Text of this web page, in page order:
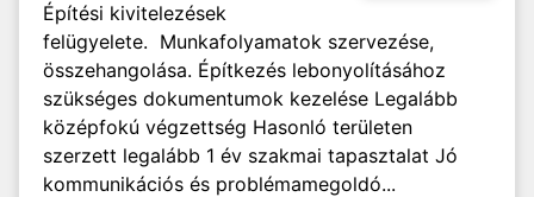
Építési kivitelezések
felügyelete. Munkafolyamatok szervezése,
összehangolása. Építkezés lebonyolításához
szükséges dokumentumok kezelése Legalább
középfokú végzettség Hasonló területen
szerzett legalább 1 év szakmai tapasztalat Jó
kommunikációs és problémamegoldó...